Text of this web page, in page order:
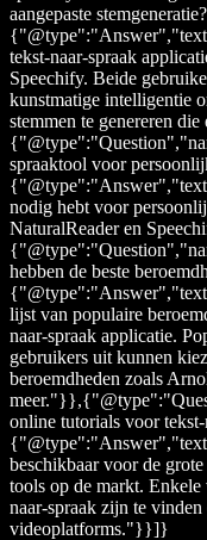
aangepaste
tekst-naar-spraak
Speechify. Beide
kunstmatige intelligentie
stemmen te genereren
spraaktool voor
nodig hebt voor
NaturalReader en
hebben de beste
lijst van populaire
naar-spraak applicatie.
gebruikers uit kunnen
beroemdheden zoals
online tutorials voor
beschikbaar voor de
tools op de markt.
naar-spraak zijn te
videoplatforms."}}]}